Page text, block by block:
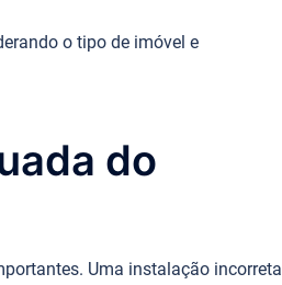
o tipo de imóvel e
do
Uma instalação incorreta